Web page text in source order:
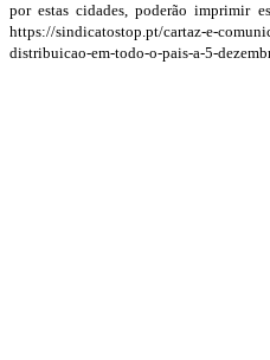
por estas cidades, poderão imprimir
https://sindicatostop.pt/cartaz-e-
distribuicao-em-todo-o-pais-a-5-